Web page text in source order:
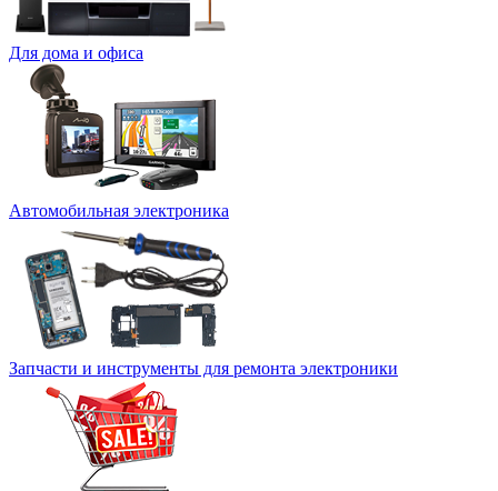
Для дома и офиса
Автомобильная электроника
Запчасти и инструменты для ремонта электроники